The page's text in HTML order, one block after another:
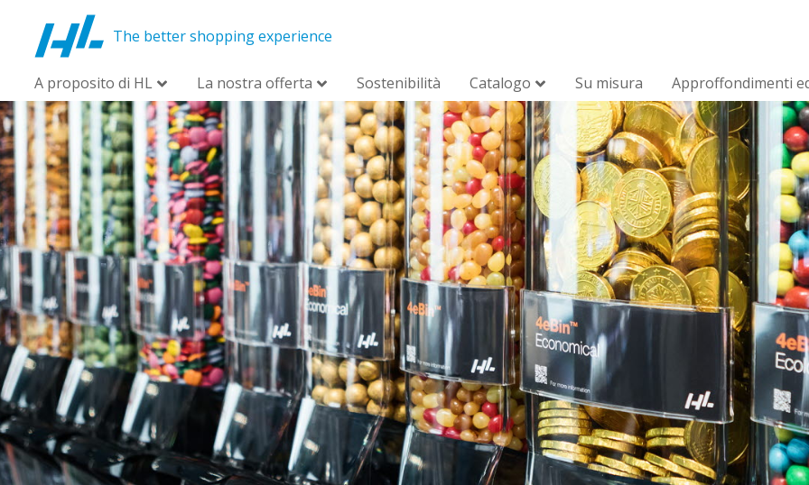
The better shopping experience
A proposito di HL La nostra offerta Sostenibilità Catalogo Su misura Approffondimenti